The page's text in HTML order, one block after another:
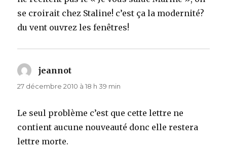
se croirait chez Staline! c’est ça la modernité?
du vent ouvrez les fenêtres!
jeannot
27 décembre 2010 à 18 h 39 min
Le seul problème c’est que cette lettre ne
contient aucune nouveauté donc elle restera
lettre morte.